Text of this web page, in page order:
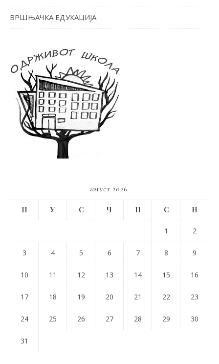
ВРШЊАЧКА ЕДУКАЦИЈА
август 2026.
П У С Ч П С Н
1 2
3 4 5 6 7 8 9
10 11 12 13 14 15 16
17 18 19 20 21 22 23
24 25 26 27 28 29 30
31